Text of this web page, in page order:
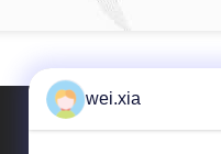
wei.xia